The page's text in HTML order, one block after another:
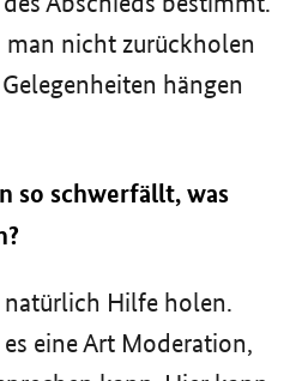
nicht zurückholen
hängen
so schwerfällt, was
Hilfe holen.
eine Art Moderation,